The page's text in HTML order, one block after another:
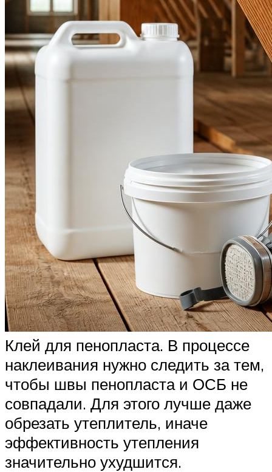
Клей для пенопласта. В процессе
наклеивания нужно следить за тем,
чтобы швы пенопласта и ОСБ не
совпадали. Для этого лучше даже
обрезать утеплитель, иначе
эффективность утепления
значительно ухудшится.